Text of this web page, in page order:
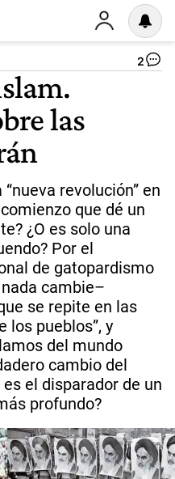
2
las
revolución” en
que dé un
¿O es solo una
Por el
de gatopardismo
cambie–
se repite en las
los pueblos”, y
del mundo
cambio del
el disparador de un
profundo?